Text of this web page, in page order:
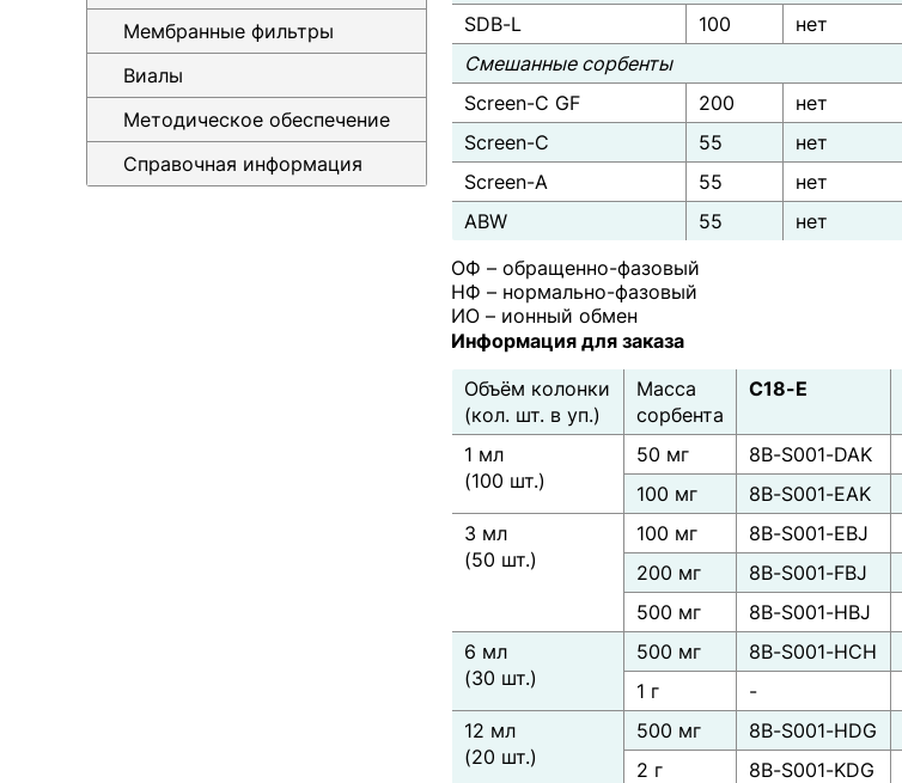
SDB-L
100 нет
Смешанные сорбенты
Screen-C GF
200 нет
Screen-C
55 нет
Screen-A
55 нет
ABW
55 нет
ОФ – обращенно-фазовый
НФ – нормально-фазовый
ИО – ионный обмен
Информация для заказа
Объём колонки
(кол. шт. в уп.)
Масса
сорбента
C18-E
1 мл
(100 шт.)
50 мг 8B-S001-DAK
100 мг
8B-S001-EAK
3 мл
(50 шт.)
100 мг 8B-S001-EBJ
200 мг
8B-S001-FBJ
500 мг
8B-S001-HBJ
6 мл
(30 шт.)
500 мг 8B-S001-HCH
1 г
-
12 мл
(20 шт.)
500 мг 8B-S001-HDG
2 г
8B-S001-KDG
Мембранные фильтры
Виалы
Методическое обеспечение
Справочная информация